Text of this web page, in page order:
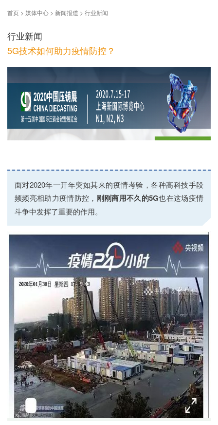
首页 > 媒体中心 > 新闻报道 > 行业新闻
行业新闻
5G技术如何助力疫情防控？
面对2020年一开年突如其来的疫情考验，各种高科技手段
频频亮相助力疫情防控， 刚刚商用不久的5G也在这场疫情
斗争中发挥了重要的作用。